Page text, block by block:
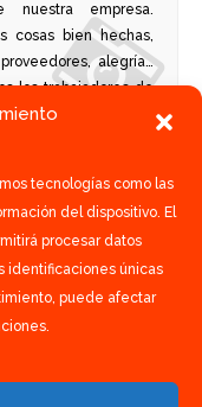
tecnologías como las
del dispositivo. El
procesar datos
identificaciones únicas
puede afectar
empresa.
cosas bien hechas,
alegría…
los trabajadores de
es nuestra forma